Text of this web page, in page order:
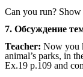
Can you run? Show
7. Обсуждение
Teacher: Now you
animal’s parks, in
Ex.19 p.109 and